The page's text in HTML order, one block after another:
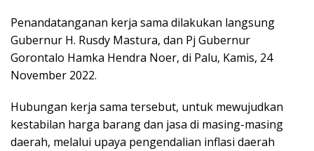
Penandatanganan kerja sama dilakukan langsung
Gubernur H. Rusdy Mastura, dan Pj Gubernur
Gorontalo Hamka Hendra Noer, di Palu, Kamis, 24
November 2022.
Hubungan kerja sama tersebut, untuk mewujudkan
kestabilan harga barang dan jasa di masing-masing
daerah, melalui upaya pengendalian inflasi daerah